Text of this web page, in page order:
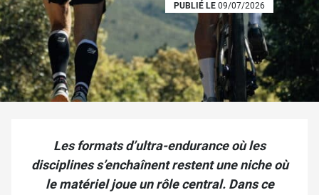
PUBLIÉ LE 09/07/2026
Les formats d’ultra-endurance où les
disciplines s’enchaînent restent une niche où
le matériel joue un rôle central. Dans ce